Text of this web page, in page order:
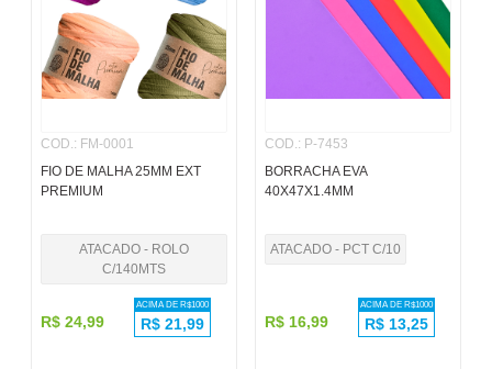
COD.: FM-0001
FIO DE MALHA 25MM EXT
PREMIUM
ATACADO - ROLO
C/140MTS
R$ 24,99
ACIMA DE R$1000
R$ 21,99
COD.: P-7453
BORRACHA EVA
40X47X1.4MM
ATACADO - PCT C/10
R$ 16,99
ACIMA DE R$1000
R$ 13,25
pincel
º papel
º havaianas
10º barbante